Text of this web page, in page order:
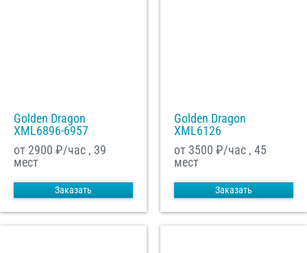
Golden Dragon
XML6896-6957
от 2900 ₽/час , 39
мест
Заказать
Golden Dragon
XML6126
от 3500 ₽/час , 45
мест
Заказать